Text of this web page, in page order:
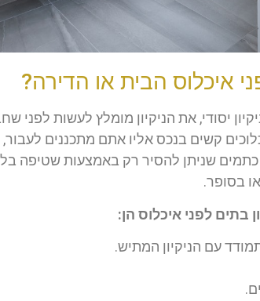
איכלוס הבית או הדירה?
יסודי, את הניקיון מומלץ לעשות לפני
קשים בנכס אליו אתם מתכננים לעבור,
שניתן להסיר רק באמצעות שטיפה
בסופר.
בתים לפני איכלוס הן:
עם הניקיון המתיש.